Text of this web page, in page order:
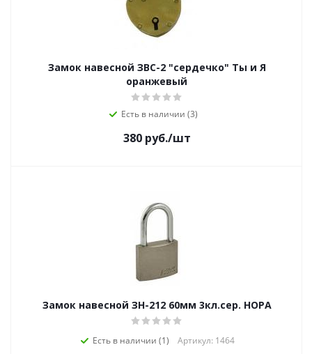
Замок навесной ЗВС-2 "сердечко" Ты и Я
оранжевый
Есть в наличии (3)
380руб./шт
Замок навесной ЗН-212 60мм 3кл.сер. НОРА
Есть в наличии (1) Артикул: 1464